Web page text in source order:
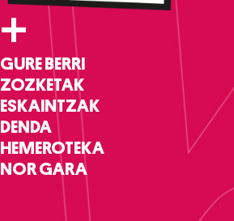
+
GURE BERRI
ZOZKETAK
ESKAINTZAK
DENDA
HEMEROTEKA
NOR GARA